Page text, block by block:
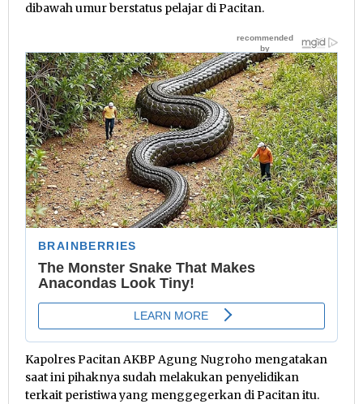
dibawah umur berstatus pelajar di Pacitan.
Kapolres Pacitan AKBP Agung Nugroho mengatakan
saat ini pihaknya sudah melakukan penyelidikan
terkait peristiwa yang menggegerkan di Pacitan itu.